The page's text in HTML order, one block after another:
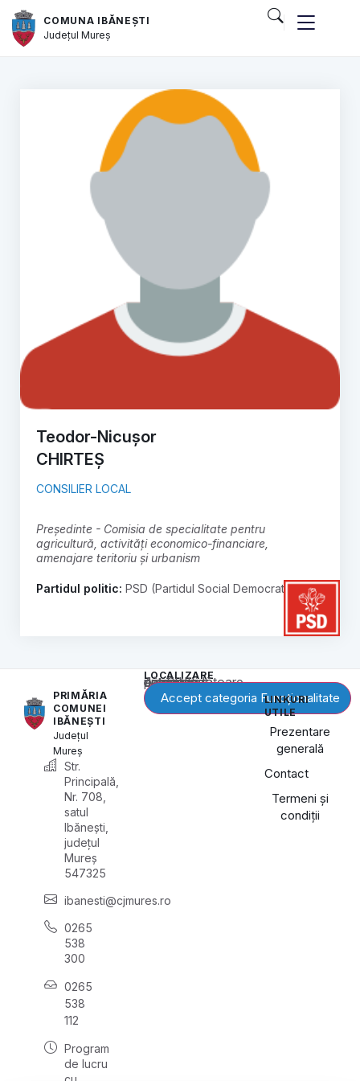
COMUNA IBĂNEȘTI
JudețulMureș
Teodor-Nicușor
CHIRTEȘ
CONSILIER LOCAL
președinte - Comisia de specialitate pentru
agricultură, activități economico-financiare,
amenajare teritoriu și urbanism
Partidul politic: PSD (Partidul Social Democrat)
PRIMĂRIA
COMUNEI
IBĂNEȘTI
Județul
Mureș
Str.
Principală,
Nr. 708,
satul
Ibănești,
județul
Mureș
547325
ibanesti@cjmures.ro
0265
538
300
0265
538
112
Program
de lucru
LOCALIZARE
Acest conținut este blocat până când acceptați categoria corespunzătoare de cookie-uri.
Accept categoria Funcționalitate
LINKURI
UTILE
Prezentare
generală
Contact
Termeni și
condiții